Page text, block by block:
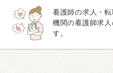
看護師の求人・
機関の看護師求
す。